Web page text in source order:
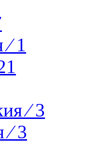
1
⁄ 3
3